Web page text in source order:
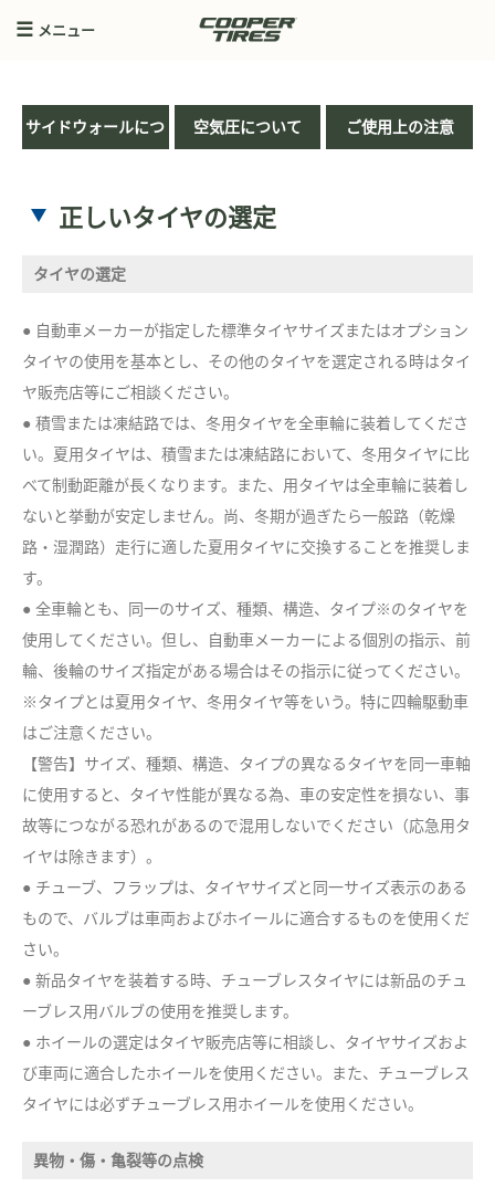
メニュー
サイドウォールにつ 空気圧について ご使用上の注意
正しいタイヤの選定
タイヤの選定
● 自動車メーカーが指定した標準タイヤサイズまたはオプション
タイヤの使用を基本とし、その他のタイヤを選定される時はタイ
ヤ販売店等にご相談ください。
● 積雪または凍結路では、冬用タイヤを全車輪に装着してくださ
い。夏用タイヤは、積雪または凍結路において、冬用タイヤに比
べて制動距離が長くなります。また、用タイヤは全車輪に装着し
ないと挙動が安定しません。尚、冬期が過ぎたら一般路（乾燥
路・湿潤路）走行に適した夏用タイヤに交換することを推奨しま
す。
● 全車輪とも、同一のサイズ、種類、構造、タイプ※のタイヤを
使用してください。但し、自動車メーカーによる個別の指示、前
輪、後輪のサイズ指定がある場合はその指示に従ってください。
※タイプとは夏用タイヤ、冬用タイヤ等をいう。特に四輪駆動車
はご注意ください。
【警告】サイズ、種類、構造、タイプの異なるタイヤを同一車軸
に使用すると、タイヤ性能が異なる為、車の安定性を損ない、事
故等につながる恐れがあるので混用しないでください（応急用タ
イヤは除きます）。
● チューブ、フラップは、タイヤサイズと同一サイズ表示のある
もので、バルブは車両およびホイールに適合するものを使用くだ
さい。
● 新品タイヤを装着する時、チューブレスタイヤには新品のチュ
ーブレス用バルブの使用を推奨します。
● ホイールの選定はタイヤ販売店等に相談し、タイヤサイズおよ
び車両に適合したホイールを使用ください。また、チューブレス
タイヤには必ずチューブレス用ホイールを使用ください。
異物・傷・亀裂等の点検